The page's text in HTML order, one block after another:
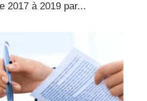
2017 à 2019 par...